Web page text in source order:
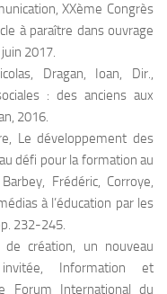
XXème Congrès
à paraître dans ouvrage
2017.
Dragan, Ioan, Dir.,
: des anciens aux
2016.
Le développement des
défi pour la formation au
Frédéric, Corroye,
à l’éducation par les
232-245.
de création, un nouveau
Information et
Forum International du